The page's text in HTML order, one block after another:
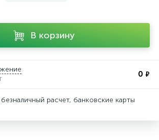
В корзину
0 ₽
расчет, банковские карты